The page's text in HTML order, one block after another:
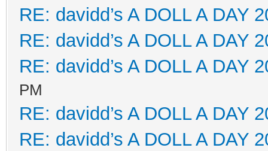
RE: davidd’s A DOLL A DAY
RE: davidd’s A DOLL A DAY
RE: davidd’s A DOLL A DAY
PM
RE: davidd’s A DOLL A DAY
RE: davidd’s A DOLL A DAY